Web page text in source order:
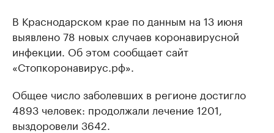
В Краснодарском крае по данным на 13 июня
выявлено 78 новых случаев коронавирусной
инфекции. Об этом сообщает сайт
«Стопкоронавирус.рф».
Общее число заболевших в регионе достигло
4893 человек: продолжали лечение 1201,
выздоровели 3642.